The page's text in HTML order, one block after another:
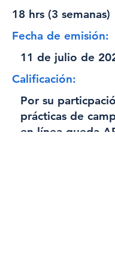
18 hrs (3 semanas)
Fecha de emisión:
11 de julio de
Calificación:
Por su
prácticas de
en línea queda